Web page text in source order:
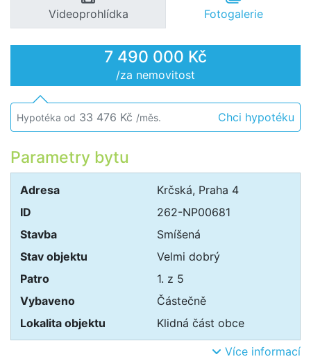
Videoprohlídka Fotogalerie
7 490 000 Kč
/za nemovitost
Hypotéka od 33 476 Kč /měs. Chci hypotéku
Parametry bytu
Adresa
Krčská, Praha 4
ID
262-NP00681
Stavba
Smíšená
Stav objektu
Velmi dobrý
Patro
1. z 5
Vybaveno
Částečně
Lokalita objektu
Klidná část obce
Více informací